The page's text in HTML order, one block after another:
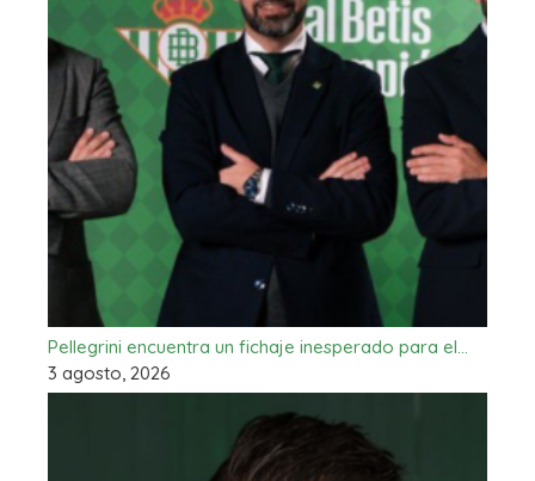
Pellegrini encuentra un fichaje inesperado para el…
3 agosto, 2026